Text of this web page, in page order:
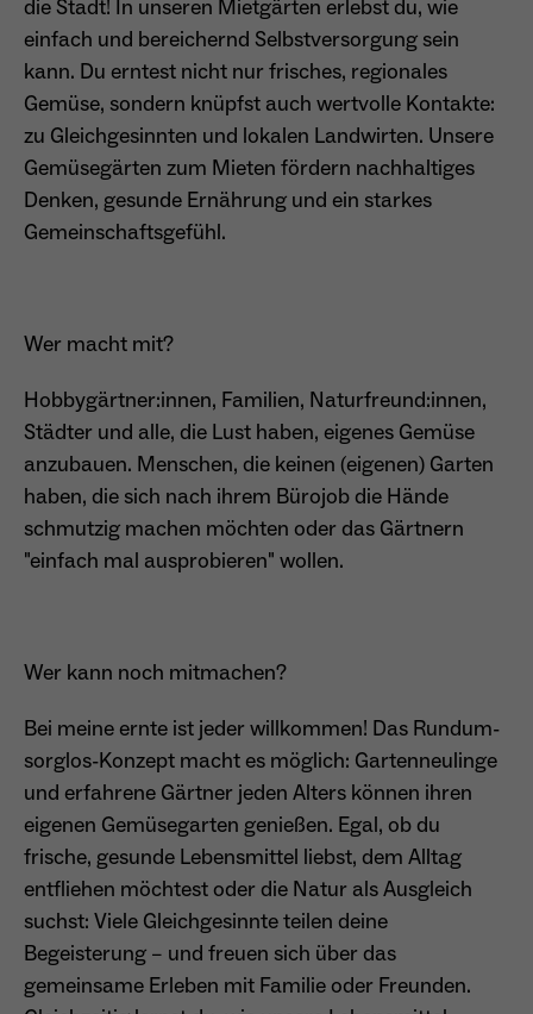
Anbieter Session Cookies
Laufzeit
Sessio-Cookie wird beim Schliessen der
Webseite wieder gelöscht
Name be_typo_user
Anbieter TYPO3
Laufzeit Ende der Sitzung
Dieser Cookie teilt der Webseite mit, ob ein
Name cookie_optin
Anbieter Sgalinski
Laufzeit 1 Monat
Speichert den Zustimmungsstatus des
Benutzers für Cookies auf der aktuellen
Domäne.
Anbieter Matomo
Zweck
Dient zur anonymen Wiedererkennung eines
Besuchers.
Anbieter Matomo
Speichert vorübergehend Daten der
aktuellen Sitzung.
Name _pk_ref.*
Laufzeit 6 Monate
Zweck Speichert die Herkunft des Besuchers.
MATOMO_SESSID
Anbieter Matomo
Laufzeit Sitzung
Zweck
Temporäre Session-ID, ohne
Aktivierung Mehrsprachigkeit
Diese Cookies ermöglichen die automatische Übersetzung
der Website-Inhalte durch GTranslate.
Name googtrans
Anbieter GTranslate Inc.
Zweck
für die automatische Übersetzung der
Cookie-Informationen anzeigen
die Stadt! In unseren Mietgärten erlebst du, wie
einfach und bereichernd Selbstversorgung sein
kann. Du erntest nicht nur frisches, regionales
Gemüse, sondern knüpfst auch wertvolle Kontakte:
zu Gleichgesinnten und lokalen Landwirten. Unsere
Gemüsegärten zum Mieten fördern nachhaltiges
Denken, gesunde Ernährung und ein starkes
Gemeinschaftsgefühl.
Wer macht mit?
Hobbygärtner:innen, Familien, Naturfreund:innen,
Städter und alle, die Lust haben, eigenes Gemüse
anzubauen. Menschen, die keinen (eigenen) Garten
haben, die sich nach ihrem Bürojob die Hände
schmutzig machen möchten oder das Gärtnern
"einfach mal ausprobieren" wollen.
Wer kann noch mitmachen?
Bei meine ernte ist jeder willkommen! Das Rundum-
sorglos-Konzept macht es möglich: Gartenneulinge
und erfahrene Gärtner jeden Alters können ihren
eigenen Gemüsegarten genießen. Egal, ob du
frische, gesunde Lebensmittel liebst, dem Alltag
entfliehen möchtest oder die Natur als Ausgleich
suchst: Viele Gleichgesinnte teilen deine
Begeisterung – und freuen sich über das
gemeinsame Erleben mit Familie oder Freunden.